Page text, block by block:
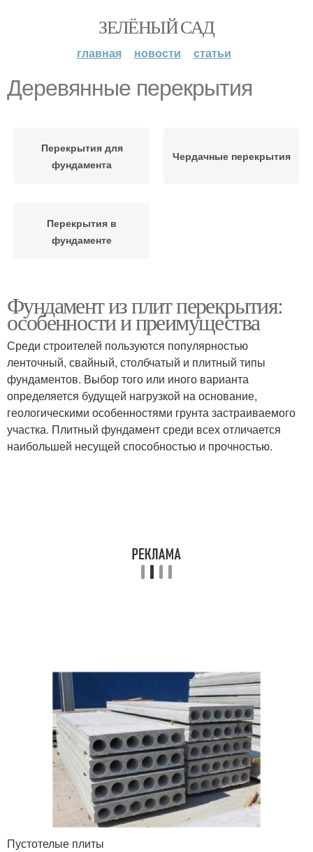
ЗЕЛЁНЫЙ САД
главная новости статьи
Деревянные перекрытия
Перекрытия для
фундамента
Чердачные перекрытия
Перекрытия в
фундаменте
Фундамент из плит перекрытия:
особенности и преимущества
Среди строителей пользуются популярностью
ленточный, свайный, столбчатый и плитный типы
фундаментов. Выбор того или иного варианта
определяется будущей нагрузкой на основание,
геологическими особенностями грунта застраиваемого
участка. Плитный фундамент среди всех отличается
наибольшей несущей способностью и прочностью.
Пустотелые плиты